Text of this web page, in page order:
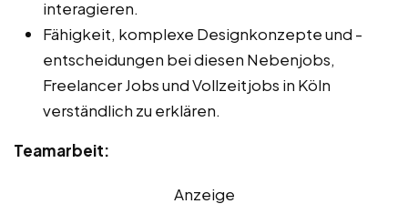
interagieren.
Fähigkeit, komplexe Designkonzepte und -
entscheidungen bei diesen Nebenjobs,
Freelancer Jobs und Vollzeitjobs in Köln
verständlich zu erklären.
Teamarbeit:
Anzeige